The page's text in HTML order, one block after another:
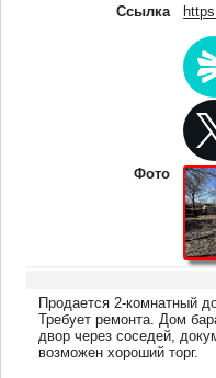
Ссылка
Фото
Продается 2-комнатный
Требует ремонта. Дом
двор через соседей,
возможен хороший торг.